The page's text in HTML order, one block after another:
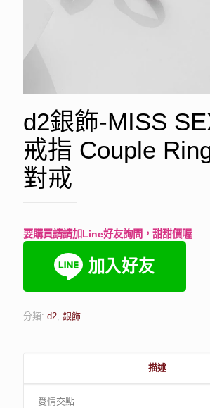
d2銀飾-MISS
戒指 Couple
對戒
要購買請請加Line好友詢問，甜甜價喔
分類: d2 銀飾
描述
愛情交點